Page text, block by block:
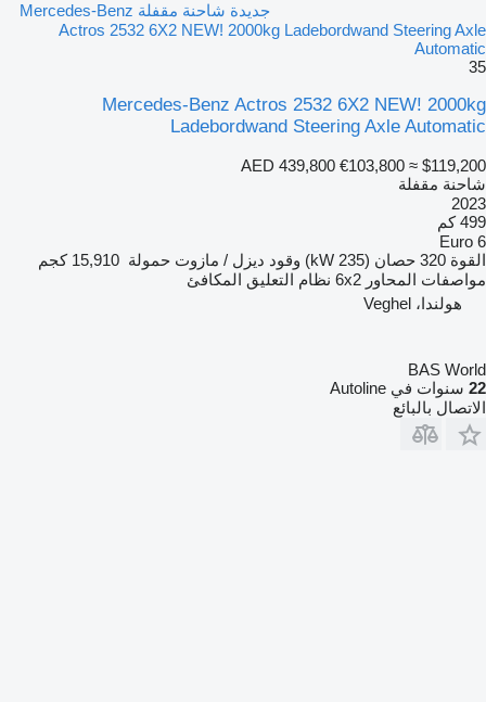
جديدة شاحنة مقفلة Mercedes-Benz
Actros 2532 6X2 NEW! 2000kg Ladebordwand Steering Axle
Automatic
35
Mercedes-Benz Actros 2532 6X2 NEW! 2000kg
Ladebordwand Steering Axle Automatic
AED 439,800 €103,800 ≈ $119,200
شاحنة مقفلة
2023
499 كم
Euro 6
القوة 320 حصان (235 kW) وقود ديزل / مازوت حمولة 15,910 كجم
مواصفات المحاور 6x2 نظام التعليق المكافئ
هولندا، Veghel
BAS World
22 سنوات في Autoline
الاتصال بالبائع